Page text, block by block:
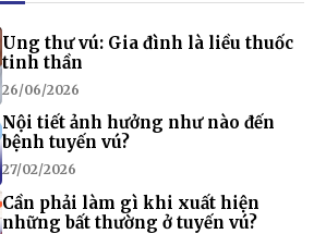
Ung thư vú: Gia đình là liều thuốc
tinh thần
26/06/2026
Nội tiết ảnh hưởng như nào đến
bệnh tuyến vú?
27/02/2026
Cần phải làm gì khi xuất hiện
những bất thường ở tuyến vú?